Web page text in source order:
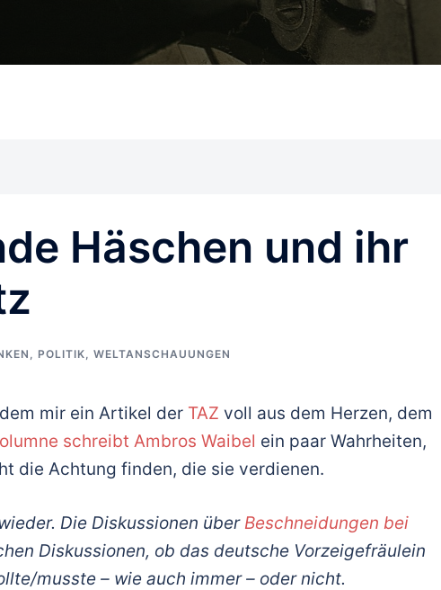
Häschen und ihr
, POLITIK, WELTANSCHAUUNGEN
mir ein Artikel der TAZ voll aus dem Herzen, dem
schreibt Ambros Waibel ein paar Wahrheiten,
die Achtung finden, die sie verdienen.
Die Diskussionen über Beschneidungen bei
Diskussionen, ob das deutsche Vorzeigefräulein
musste – wie auch immer – oder nicht.